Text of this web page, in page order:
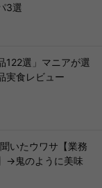
3選
122選」マニアが選
実食レビュー
いたウワサ【業務
→鬼のように美味